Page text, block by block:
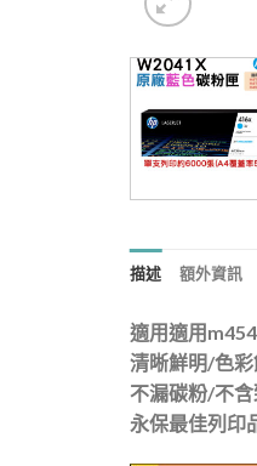
描述 額外資訊
適用適用
清晰鮮明/色
不漏碳粉/不
永保最佳列印